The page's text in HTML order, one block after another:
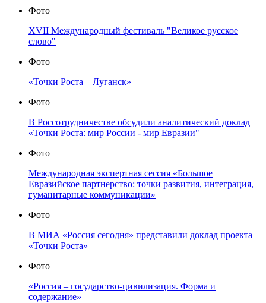
Фото
XVII Международный фестиваль "Великое русское
слово"
Фото
«Точки Роста – Луганск»
Фото
В Россотрудничестве обсудили аналитический доклад
«Точки Роста: мир России - мир Евразии"
Фото
Международная экспертная сессия «Большое
Евразийское партнерство: точки развития, интеграция,
гуманитарные коммуникации»
Фото
В МИА «Россия сегодня» представили доклад проекта
«Точки Роста»
Фото
«Россия – государство-цивилизация. Форма и
содержание»